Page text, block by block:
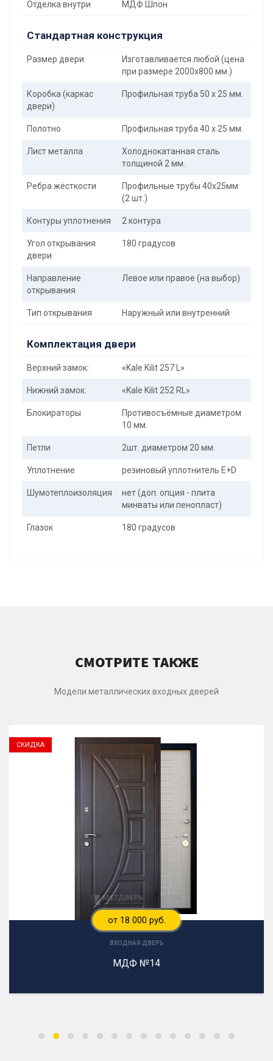
Отделка внутри МДФ Шпон
Стандартная конструкция
Размер двери
Изготавливается любой (цена
при размере 2000x800 мм.)
Коробка (каркас
двери)
Профильная труба 50 х 25 мм.
Полотно Профильная труба 40 х 25 мм.
Лист металла
Холоднокатанная сталь
толщиной 2 мм.
Ребра жёсткости
Профильные трубы 40х25мм
(2 шт.)
Контуры уплотнения 2 контура
Угол открывания
двери
180 градусов
Направление
открывания
Левое или правое (на выбор)
Тип открывания Наружный или внутренний
Комплектация двери
Верхний замок: «Kale Kilit 257 L»
Нижний замок: «Kale Kilit 252 RL»
Блокираторы
Противосъёмные диаметром
10 мм.
Петли 2шт. диаметром 20 мм.
Уплотнение резиновый уплотнитель E+D
Шумотеплоизоляция
нет (доп. опция - плита
минваты или пенопласт)
Глазок 180 градусов
СМОТРИТЕ ТАКЖЕ
Модели металлических входных дверей
СКИДКА
от 18 000 руб.
ВХОДНАЯ ДВЕРЬ
МДФ №14